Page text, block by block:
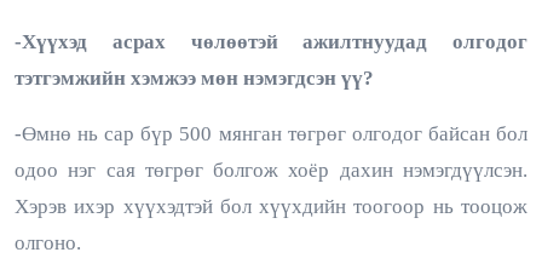
-Хүүхэд асрах чөлөөтэй ажилтнуудад олгодог
тэтгэмжийн хэмжээ мөн нэмэгдсэн үү?
-Өмнө нь сар бүр 500 мянган төгрөг олгодог байсан бол
одоо нэг сая төгрөг болгож хоёр дахин нэмэгдүүлсэн.
Хэрэв ихэр хүүхэдтэй бол хүүхдийн тоогоор нь тооцож
олгоно.